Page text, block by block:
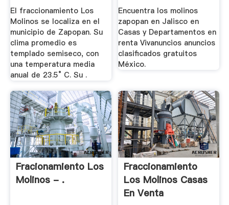
El fraccionamiento Los
Molinos se localiza en el
municipio de Zapopan. Su
clima promedio es
templado semiseco, con
una temperatura media
anual de 23.5° C. Su .
Encuentra los molinos
zapopan en Jalisco en
Casas y Departamentos en
renta Vivanuncios anuncios
clasificados gratuitos
México.
Fracionamiento Los
Molinos - .
Fraccionamiento
Los Molinos Casas
En Venta